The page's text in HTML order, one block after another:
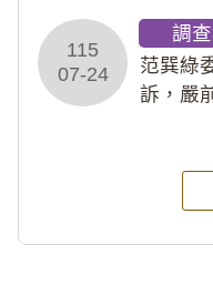
術倫理
31)
115
07-24
調
范巽綠
訴，嚴
過世後
繼續留